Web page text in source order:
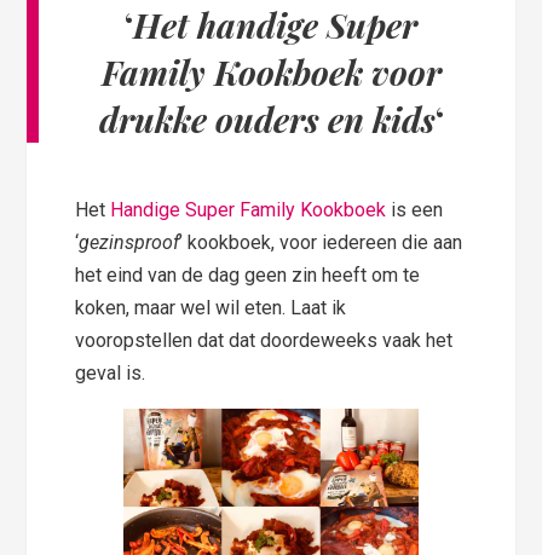
‘Het handige Super
Family Kookboek voor
drukke ouders en kids‘
Het Handige Super Family Kookboek is een
‘gezinsproof’ kookboek, voor iedereen die aan
het eind van de dag geen zin heeft om te
koken, maar wel wil eten. Laat ik
vooropstellen dat dat doordeweeks vaak het
geval is.